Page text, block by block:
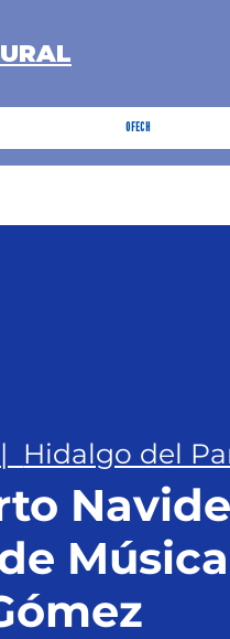
OFECH
Hidalgo del